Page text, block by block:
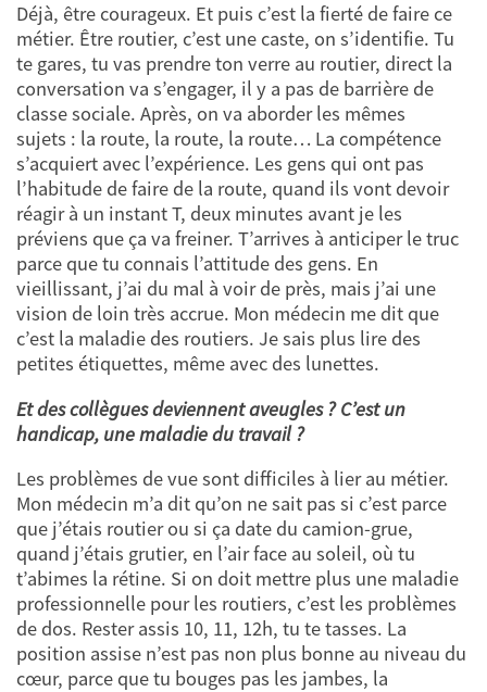
Déjà, être courageux. Et puis c’est la fierté de faire ce
métier. Être routier, c’est une caste, on s’identifie. Tu
te gares, tu vas prendre ton verre au routier, direct la
conversation va s’engager, il y a pas de barrière de
classe sociale. Après, on va aborder les mêmes
sujets : la route, la route, la route… La compétence
s’acquiert avec l’expérience. Les gens qui ont pas
l’habitude de faire de la route, quand ils vont devoir
réagir à un instant T, deux minutes avant je les
préviens que ça va freiner. T’arrives à anticiper le truc
parce que tu connais l’attitude des gens. En
vieillissant, j’ai du mal à voir de près, mais j’ai une
vision de loin très accrue. Mon médecin me dit que
c’est la maladie des routiers. Je sais plus lire des
petites étiquettes, même avec des lunettes.
Et des collègues deviennent aveugles ? C’est un
handicap, une maladie du travail ?
Les problèmes de vue sont difficiles à lier au métier.
Mon médecin m’a dit qu’on ne sait pas si c’est parce
que j’étais routier ou si ça date du camion-grue,
quand j’étais grutier, en l’air face au soleil, où tu
t’abimes la rétine. Si on doit mettre plus une maladie
professionnelle pour les routiers, c’est les problèmes
de dos. Rester assis 10, 11, 12h, tu te tasses. La
position assise n’est pas non plus bonne au niveau du
cœur, parce que tu bouges pas les jambes, la